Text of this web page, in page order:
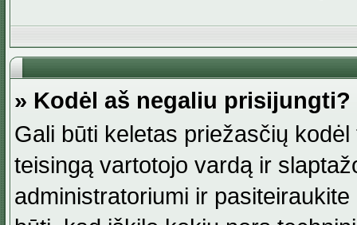
» Kodėl aš negaliu prisijungti?
Gali būti keletas priežasčių
teisingą vartotojo vardą ir
administratoriumi ir